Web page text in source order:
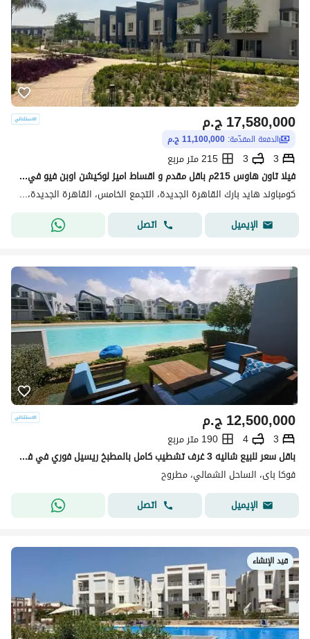
ج.م17,580,000
الدفعة المقدّمة: 11,100,000 ج.م
3
3
215 متر مربع
فيلا تاون هاوس 215م باقل مقدم و اقساط اميز لوكيشن اوبن فيو في هايد بارك التجمع الخامس القاهرة الجديدة بجوار ميفيدا و ماونتن فيو اي سيتي Hyde Park
كومباوند هايد بارك القاهرة الجديدة، التجمع الخامس، القاهرة الجديدة، القاهرة
الإيميل
اتصل
ج.م12,500,000
3
4
190 متر مربع
باقل سعر للبيع شاليه 3 غرف تشطيب كامل بالمطبخ ريسيل فوري في فوكا باي الساحل الشمالي بتقسيمه خاصه جاهز للمعاينه و السكن
فوكا باى، الساحل الشمالي، مطروح
الإيميل
اتصل
قيد الإنشاء